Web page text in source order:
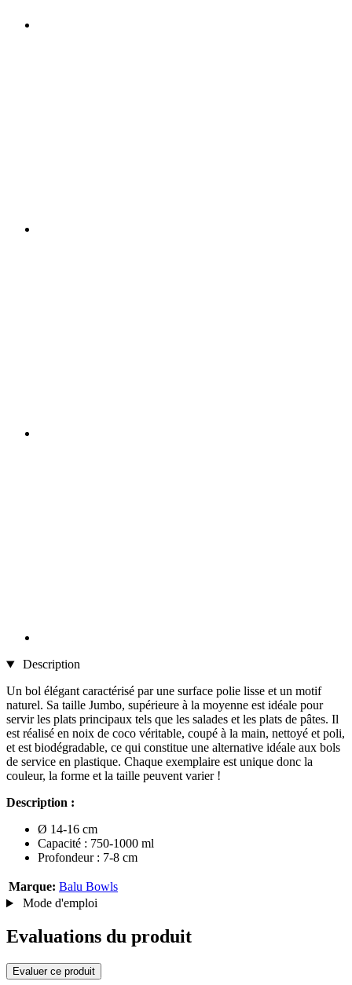
Description
Un bol élégant caractérisé par une surface polie lisse et un motif
naturel. Sa taille Jumbo, supérieure à la moyenne est idéale pour
servir les plats principaux tels que les salades et les plats de pâtes. Il
est réalisé en noix de coco véritable, coupé à la main, nettoyé et poli,
et est biodégradable, ce qui constitue une alternative idéale aux bols
de service en plastique. Chaque exemplaire est unique donc la
couleur, la forme et la taille peuvent varier !
Description :
Ø 14-16 cm
Capacité : 750-1000 ml
Profondeur : 7-8 cm
Marque: Balu Bowls
Mode d'emploi
Evaluations du produit
Evaluer ce produit